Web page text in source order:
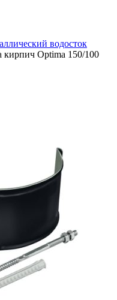
водосток
кирпич Optima 150/100